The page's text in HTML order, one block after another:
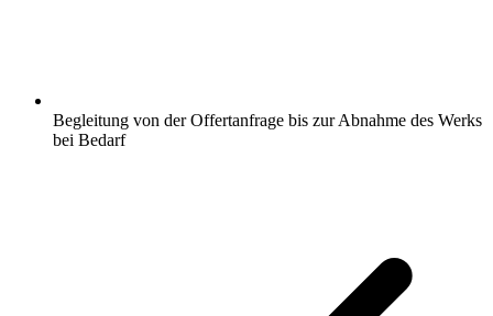
Begleitung von der Offertanfrage bis zur Abnahme des Werks
bei Bedarf